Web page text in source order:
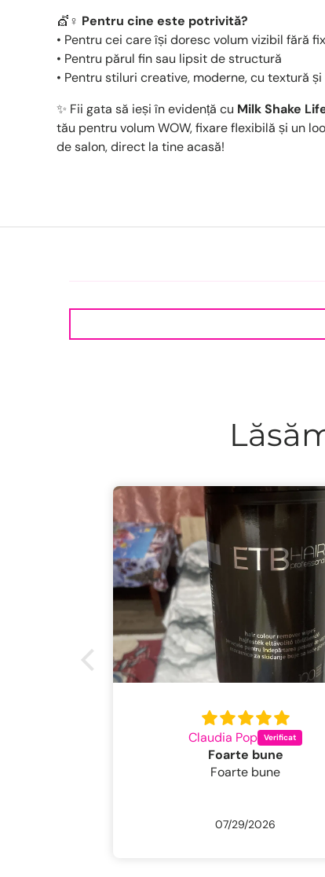
💇♀️ Pentru cine este potrivită?
• Pentru cei care își doresc volum vizibil fără
• Pentru părul fin sau lipsit de structură
• Pentru stiluri creative, moderne, cu textură
✨ Fii gata să ieși în evidență cu Milk Shake
tău pentru volum WOW, fixare flexibilă și un
de salon, direct la tine acasă!
Claudia Pop
Foarte bune
Foarte bune
07/29/2026